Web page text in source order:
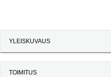
YLEISKUVAUS
TOIMITUS